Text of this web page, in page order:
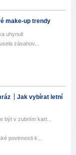
make-up trendy
uhynuli
zásahov...
Jak vybírat letní
být v zubním kart...
povinnosti k...